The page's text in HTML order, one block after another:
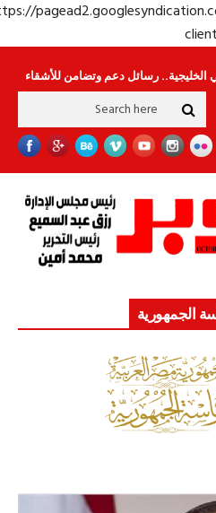
https://
دعم وتضامن للأشقاء جهاز مستقبل
الجمهورية